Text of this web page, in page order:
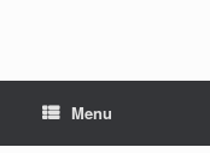
Menu